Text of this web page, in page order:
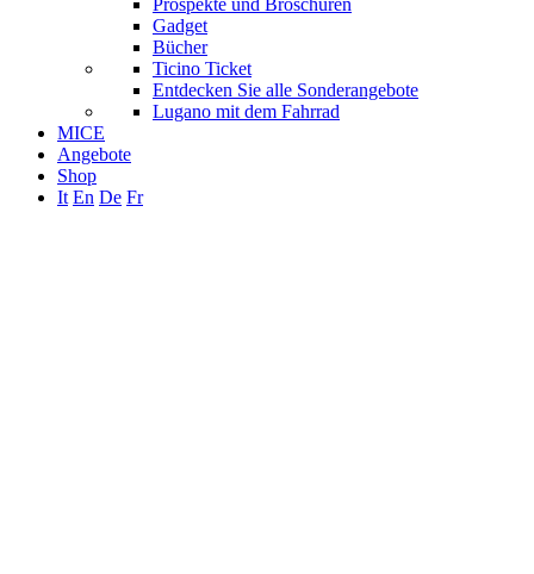
Prospekte und Broschüren
Gadget
Bücher
Ticino Ticket
Entdecken Sie alle Sonderangebote
Lugano mit dem Fahrrad
MICE
Angebote
Shop
It En De Fr